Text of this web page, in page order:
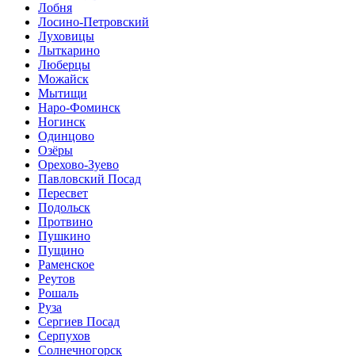
Лобня
Лосино-Петровский
Луховицы
Лыткарино
Люберцы
Можайск
Мытищи
Наро-Фоминск
Ногинск
Одинцово
Озёры
Орехово-Зуево
Павловский Посад
Пересвет
Подольск
Протвино
Пушкино
Пущино
Раменское
Реутов
Рошаль
Руза
Сергиев Посад
Серпухов
Солнечногорск